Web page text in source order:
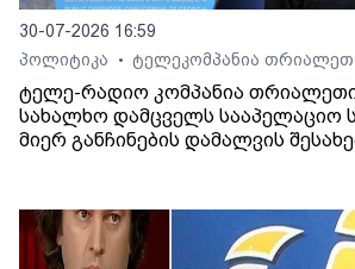
30-07-2026 16:59
პოლიტიკა
• ტელეკომპანია
ტელე-რადიო კომპანია
სახალხო დამცველს სააპელაციო
მიერ განჩინების დამალვის